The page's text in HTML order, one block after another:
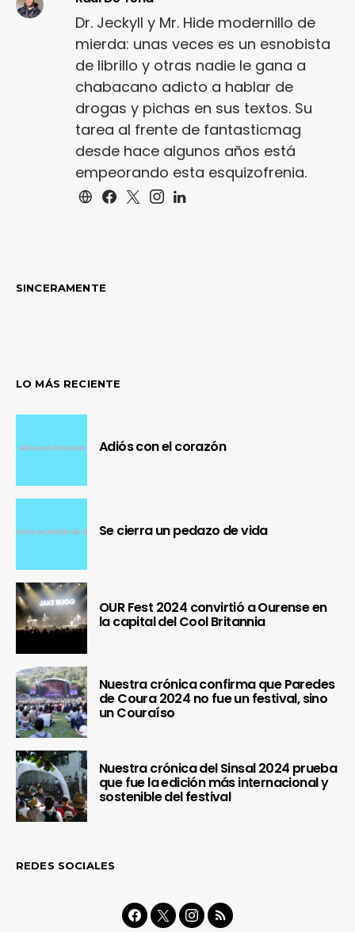
Dr. Jeckyll y Mr. Hide modernillo de
mierda: unas veces es un esnobista
de librillo y otras nadie le gana a
chabacano adicto a hablar de
drogas y pichas en sus textos. Su
tarea al frente de fantasticmag
desde hace algunos años está
empeorando esta esquizofrenia.
SINCERAMENTE
LO MÁS RECIENTE
Adiós con el corazón
Se cierra un pedazo de vida
OUR Fest 2024 convirtió a Ourense en
la capital del Cool Britannia
Nuestra crónica confirma que Paredes
de Coura 2024 no fue un festival, sino
un Couraíso
Nuestra crónica del Sinsal 2024 prueba
que fue la edición más internacional y
sostenible del festival
REDES SOCIALES